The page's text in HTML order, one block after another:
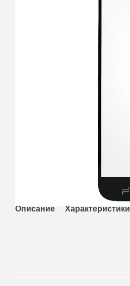
Описание Характеристики